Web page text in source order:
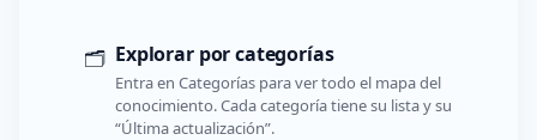
🗂️ Explorar por categorías
Entra en Categorías para ver todo el mapa del
conocimiento. Cada categoría tiene su lista y su
“Última actualización”.